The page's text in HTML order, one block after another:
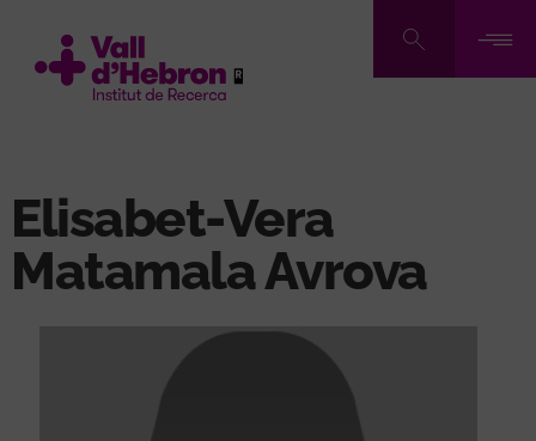
contingut
Elisabet-Vera
Matamala Avrova